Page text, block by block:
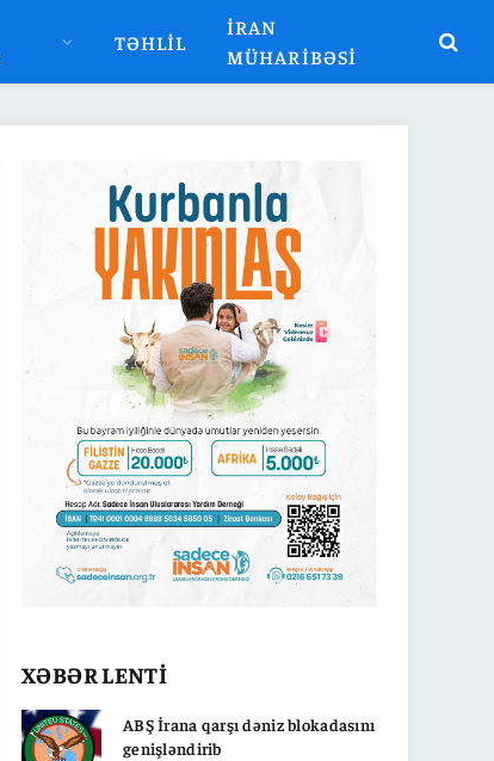
TƏHLIL
İRAN
MÜHARIBƏSI
XƏBƏR LENTİ
ABŞ İrana qarşı dəniz blokadasını
genişləndirib